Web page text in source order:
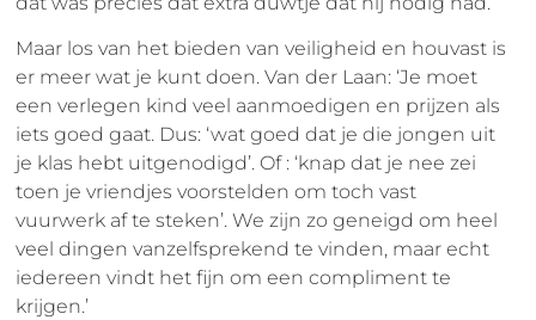
Maar los van het bieden van veiligheid en houvast is
er meer wat je kunt doen. Van der Laan: ‘Je moet
een verlegen kind veel aanmoedigen en prijzen als
iets goed gaat. Dus: ‘wat goed dat je die jongen uit
je klas hebt uitgenodigd’. Of : ‘knap dat je nee zei
toen je vriendjes voorstelden om toch vast
vuurwerk af te steken’. We zijn zo geneigd om heel
veel dingen vanzelfsprekend te vinden, maar echt
iedereen vindt het fijn om een compliment te
krijgen.’